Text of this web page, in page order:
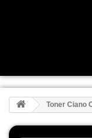
Toner Ciano